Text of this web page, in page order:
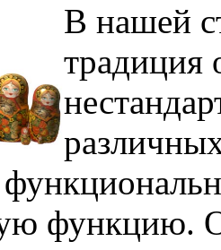
В нашей
традиция
функцию.